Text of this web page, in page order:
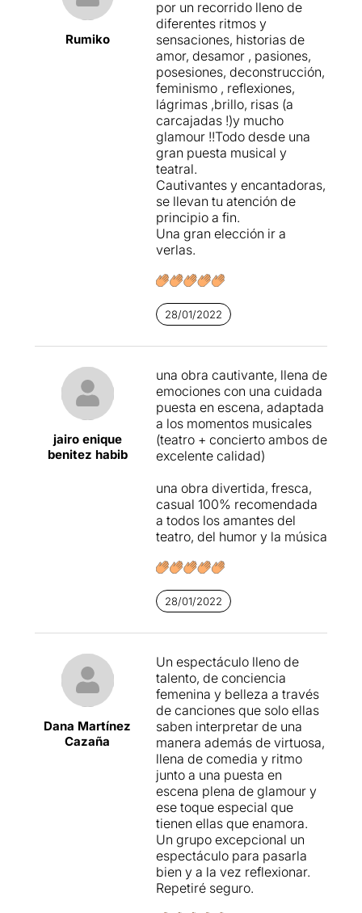
Rumiko
por un recorrido lleno de
diferentes ritmos y
sensaciones, historias de
amor, desamor , pasiones,
posesiones, deconstrucción,
feminismo , reflexiones,
lágrimas ,brillo, risas (a
carcajadas !)y mucho
glamour !!Todo desde una
gran puesta musical y
teatral.
Cautivantes y encantadoras,
se llevan tu atención de
principio a fin.
Una gran elección ir a
verlas.
28/01/2022
jairo enique
benitez habib
una obra cautivante, llena de
emociones con una cuidada
puesta en escena, adaptada
a los momentos musicales
(teatro + concierto ambos de
excelente calidad)
una obra divertida, fresca,
casual 100% recomendada
a todos los amantes del
teatro, del humor y la música
28/01/2022
Dana Martínez
Cazaña
Un espectáculo lleno de
talento, de conciencia
femenina y belleza a través
de canciones que solo ellas
saben interpretar de una
manera además de virtuosa,
llena de comedia y ritmo
junto a una puesta en
escena plena de glamour y
ese toque especial que
tienen ellas que enamora.
Un grupo excepcional un
espectáculo para pasarla
bien y a la vez reflexionar.
Repetiré seguro.